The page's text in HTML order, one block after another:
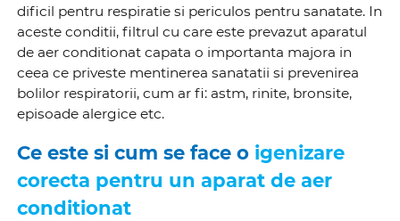
dificil pentru respiratie si periculos pentru sanatate. In
aceste conditii, filtrul cu care este prevazut aparatul
de aer conditionat capata o importanta majora in
ceea ce priveste mentinerea sanatatii si prevenirea
bolilor respiratorii, cum ar fi: astm, rinite, bronsite,
episoade alergice etc.
Ce este si cum se face o igenizare
corecta pentru un aparat de aer
conditionat